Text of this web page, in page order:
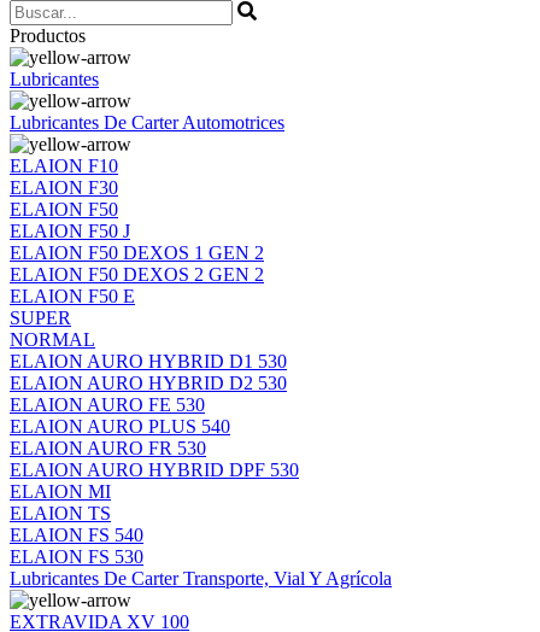
Productos
Lubricantes
Lubricantes De Carter Automotrices
ELAION F10
ELAION F30
ELAION F50
ELAION F50 J
ELAION F50 DEXOS 1 GEN 2
ELAION F50 DEXOS 2 GEN 2
ELAION F50 E
SUPER
NORMAL
ELAION AURO HYBRID D1 530
ELAION AURO HYBRID D2 530
ELAION AURO FE 530
ELAION AURO PLUS 540
ELAION AURO FR 530
ELAION AURO HYBRID DPF 530
ELAION MI
ELAION TS
ELAION FS 540
ELAION FS 530
Lubricantes De Carter Transporte, Vial Y Agrícola
EXTRAVIDA XV 100